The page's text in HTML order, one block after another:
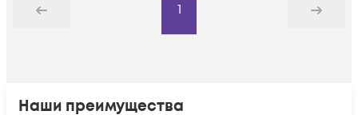
Назад
1
Дальше
Наши преимущества